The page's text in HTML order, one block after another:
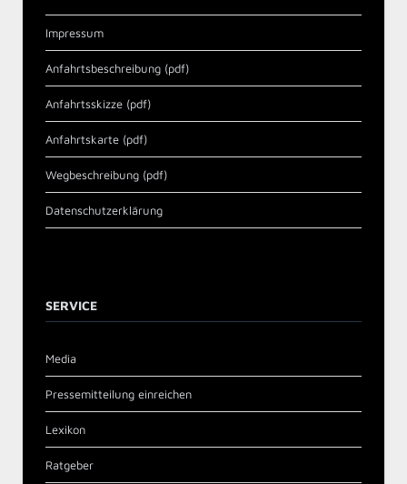
Impressum
Anfahrtsbeschreibung (pdf)
Anfahrtsskizze (pdf)
Anfahrtskarte (pdf)
Wegbeschreibung (pdf)
Datenschutzerklärung
SERVICE
Media
Pressemitteilung einreichen
Lexikon
Ratgeber